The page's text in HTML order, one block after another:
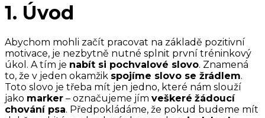
1. Úvod
Abychom mohli začít pracovat na základě pozitivní
motivace, je nezbytně nutné splnit první tréninkový
úkol. A tím je nabít si pochvalové slovo. Znamená
to, že v jeden okamžik spojíme slovo se žrádlem.
Toto slovo je třeba mít jen jedno, které nám slouží
jako marker – označujeme jím veškeré žádoucí
chování psa. Předpokládáme, že pokud budeme mít